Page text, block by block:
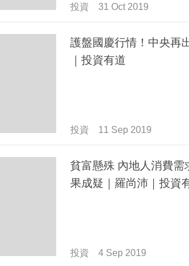
投資 31 Oct 2019
護盤國慶行情！中央再
｜投資有道
投資 11 Sep 2019
貧富懸殊 內地人消費需
果成疑｜羅尚沛｜投資
投資 4 Sep 2019